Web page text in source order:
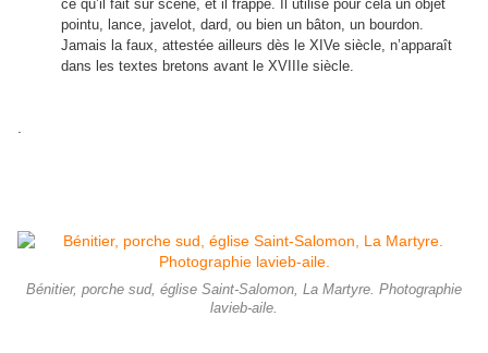
ce qu’il fait sur scène, et il frappe. Il utilise pour cela un objet
pointu, lance, javelot, dard, ou bien un bâton, un bourdon.
Jamais la faux, attestée ailleurs dès le XIVe siècle, n’apparaît
dans les textes bretons avant le XVIIIe siècle.
Bénitier, porche sud, église Saint-Salomon, La Martyre. Photographie
lavieb-aile.